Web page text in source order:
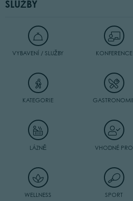
SLUŽBY
VYBAVENÍ / SLUŽBY KONFERENCE
KATEGORIE
LÁZNĚ VHODNÉ PRO
WELLNESS SPORT